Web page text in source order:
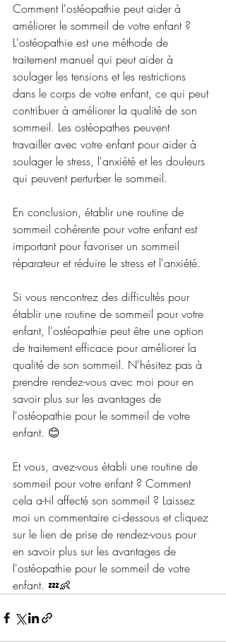
Comment l'ostéopathie peut aider à
améliorer le sommeil de votre enfant ?
L'ostéopathie est une méthode de
traitement manuel qui peut aider à
soulager les tensions et les restrictions
dans le corps de votre enfant, ce qui peut
contribuer à améliorer la qualité de son
sommeil. Les ostéopathes peuvent
travailler avec votre enfant pour aider à
soulager le stress, l'anxiété et les douleurs
qui peuvent perturber le sommeil.
En conclusion, établir une routine de
sommeil cohérente pour votre enfant est
important pour favoriser un sommeil
réparateur et réduire le stress et l'anxiété.
Si vous rencontrez des difficultés pour
établir une routine de sommeil pour votre
enfant, l'ostéopathie peut être une option
de traitement efficace pour améliorer la
qualité de son sommeil. N'hésitez pas à
prendre rendez-vous avec moi pour en
savoir plus sur les avantages de
l'ostéopathie pour le sommeil de votre
enfant. 😊
Et vous, avez-vous établi une routine de
sommeil pour votre enfant ? Comment
cela a-t-il affecté son sommeil ? Laissez
moi un commentaire ci-dessous et cliquez
sur le lien de prise de rendez-vous pour
en savoir plus sur les avantages de
l'ostéopathie pour le sommeil de votre
enfant. 💤👶